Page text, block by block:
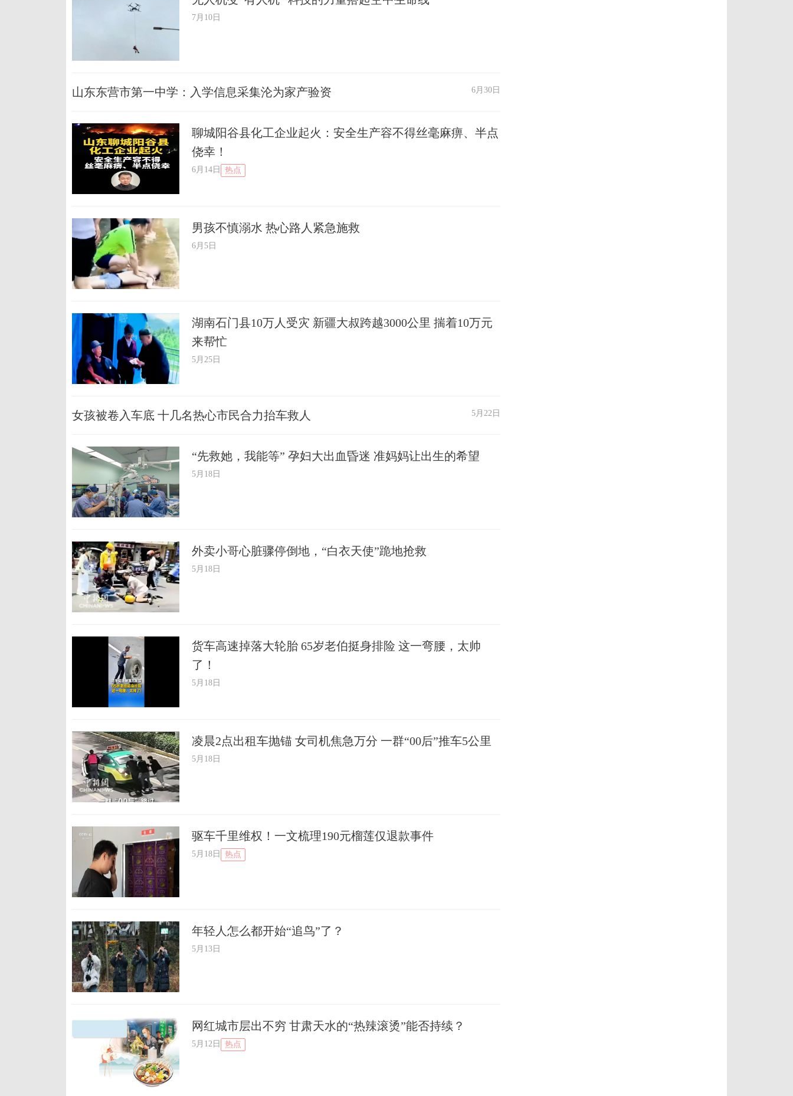
7月10日
山东东营市第一中学：入学信息采集沦为家产验资 6月30日
聊城阳谷县化工企业起火：安全生产容不得丝毫麻痹、半点
侥幸！
6月14日 热点
男孩不慎溺水 热心路人紧急施救
6月5日
湖南石门县10万人受灾 新疆大叔跨越3000公里 揣着10万元
来帮忙
5月25日
女孩被卷入车底 十几名热心市民合力抬车救人 5月22日
“先救她，我能等” 孕妇大出血昏迷 准妈妈让出生的希望
5月18日
外卖小哥心脏骤停倒地，“白衣天使”跪地抢救
5月18日
货车高速掉落大轮胎 65岁老伯挺身排险 这一弯腰，太帅
了！
5月18日
凌晨2点出租车抛锚 女司机焦急万分 一群“00后”推车5公里
5月18日
驱车千里维权！一文梳理190元榴莲仅退款事件
5月18日 热点
年轻人怎么都开始“追鸟”了？
5月13日
网红城市层出不穷 甘肃天水的“热辣滚烫”能否持续？
5月12日 热点